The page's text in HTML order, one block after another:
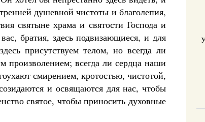
душевной чистоты и благолепия,
святыне храма и святости Господа и
братия, здесь подвизающиеся, и для
присутствуем телом, но всегда ли
всегда ли сердца наши
смирением, кротостью, чистотой,
и освящаются для нас, чтобы
святое, чтобы приносить духовные